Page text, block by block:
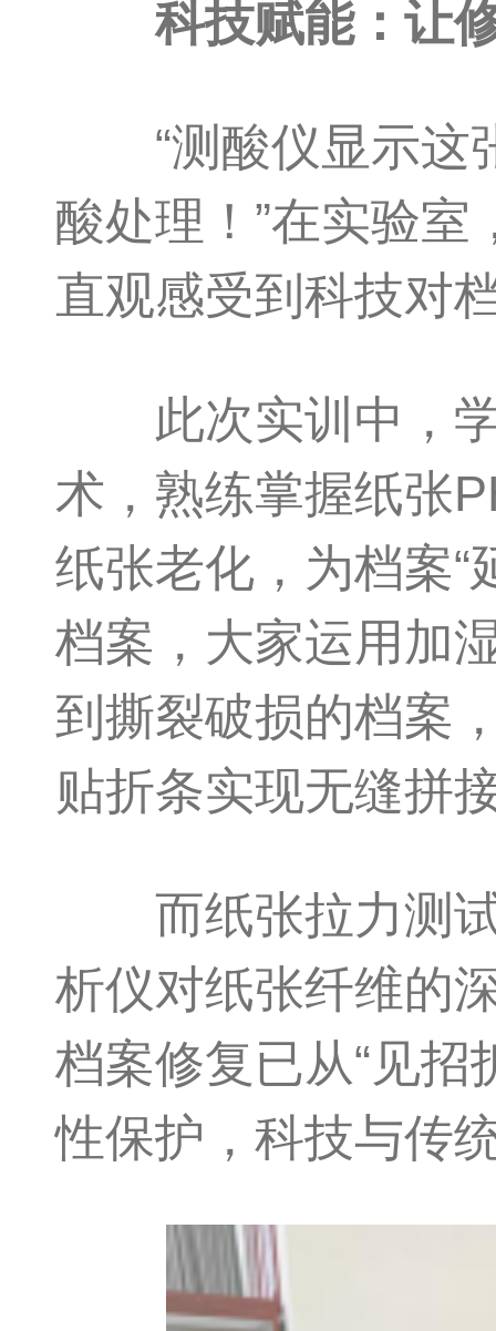
科技赋能：让
“测酸仪显示这
酸处理！”在实验
直观感受到科技对
此次实训中，学
术，熟练掌握纸张
纸张老化，为档案“
档案，大家运用加
到撕裂破损的档案
贴折条实现无缝拼
而纸张拉力测试
析仪对纸张纤维的
档案修复已从“见招
性保护，科技与传